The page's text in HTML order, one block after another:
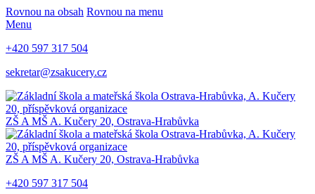
Rovnou na obsah Rovnou na menu
Menu
+420 597 317 504
sekretar@zsakucery.cz
ZŠ A MŠ A. Kučery 20, Ostrava-Hrabůvka
ZŠ A MŠ A. Kučery 20, Ostrava-Hrabůvka
+420 597 317 504